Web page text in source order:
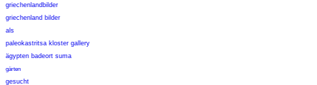
griechenlandbilder
griechenland bilder
als
paleokastritsa kloster gallery
ägypten badeort suma
gärten
gesucht